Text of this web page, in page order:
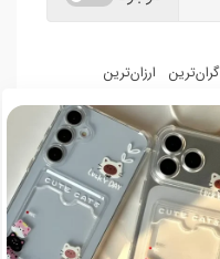
گران‌ترین ارزان‌ترین